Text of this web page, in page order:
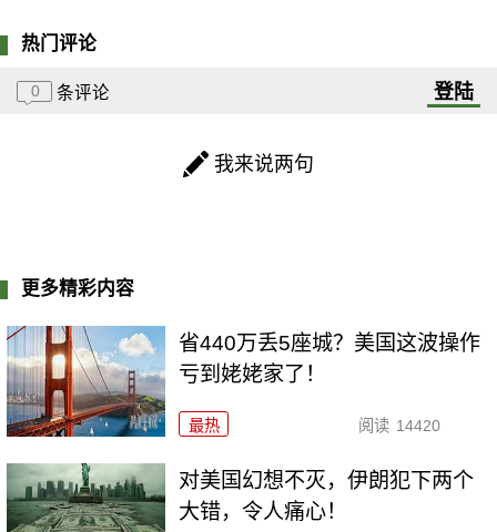
热门评论
0 条评论 登陆
我来说两句
更多精彩内容
省440万丢5座城？美国这波操作
亏到姥姥家了！
最热 阅读 14420
对美国幻想不灭，伊朗犯下两个
大错，令人痛心！